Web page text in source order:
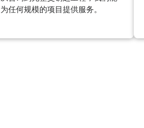
为任何规模的项目提供服务。